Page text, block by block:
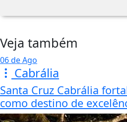
Veja também
06 de Ago
Cabrália
Santa Cruz Cabrália
como destino de